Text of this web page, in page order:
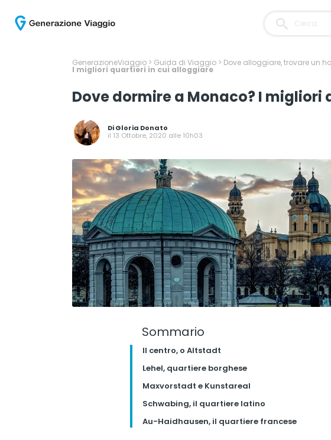
GenerazioneViaggio > Guida di Viaggio > Dove alloggiare, trovare un
I migliori quartieri in cui alloggiare
Dove dormire a Monaco? I
DiGloria Donato
il 13 Ottobre, 2020 alle 10h03
Sommario
Il centro, o Altstadt
Lehel, quartiere borghese
Maxvorstadt e Kunstareal
Schwabing, il quartiere latino
Au-Haidhausen, il quartiere francese